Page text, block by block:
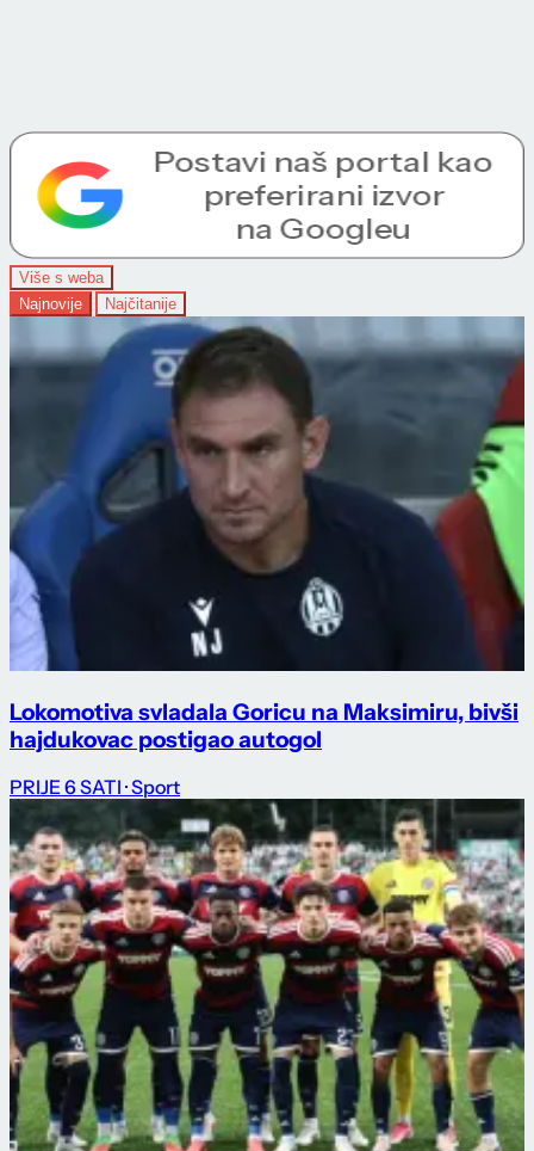
Više s weba
Najnovije
Najčitanije
Lokomotiva svladala Goricu na Maksimiru, bivši
hajdukovac postigao autogol
PRIJE 6 SATI · Sport